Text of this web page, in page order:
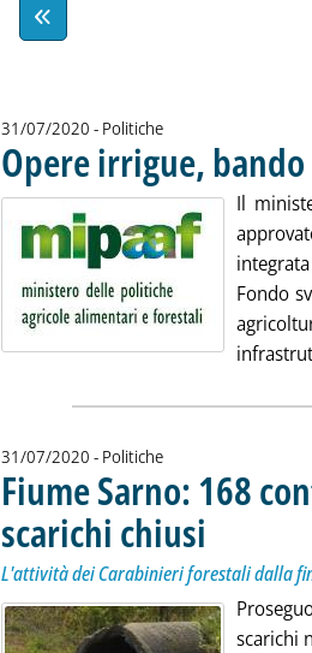
31/07/2020 - Politiche
Opere irrigue,
Il
Fondo
31/07/2020 - Politiche
Fiume Sarno: 168
scarichi chiusi
L'attività dei Carabinieri forestali dalla
scarichi